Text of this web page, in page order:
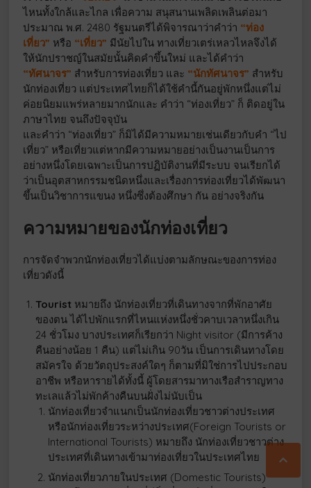
ไหนทั้งใกล้และไกล เพื่อความ สนุสนานเพลิดเพลินต่อมา
ประมาณ พ.ศ. 2480 รัฐมนตรีได้พิจารณาว่าคำว่า “ท่อง
เที่ยว” หรือ “เที่ยว” มีนัยไปใน ทางเที่ยวเตร่เหลวไหลจึงได้
ให้นักปราชญ์ในสมัยนั้นคิดคำขึ้นใหม่ และได้คำว่า
“ทัศนาจร” สำหรับการท่องเที่ยว และ “นักทัศนาจร” สำหรับ
นักท่องเที่ยว แต่ประเทศไทยก็ได้ใช้คำนี้กันอยู่พักหนึ่งแต่ไม่
ค่อยนิยมแพร่หลายมากนักและ คำว่า “ท่องเที่ยว” ก็ ติดอยู่ใน
ภาษาไทย จนถึงปัจจุบัน
และคำว่า “ท่องเที่ยว” ก็มิได้มีความหมายเช่นเดียวกับคำ “ไป
เที่ยว” หรือเที่ยวแต่หากมีความหมายอย่างเป็นงานเป็นการ
อย่างหนึ่งโดยเฉพาะเป็นการปฏิบัติงานที่มีระบบ จนเรียกได้
ว่าเป็นอุตสาหกรรมชนิดหนึ่งและเรื่องการท่องเที่ยวได้พัฒนา
ขึ้นเป็นวิชาการแขนง หนึ่งซึ่งต้องศึกษา กัน อย่างจริงกัน
ความหมายของนักท่องเที่ยว
การจัดจำพวกนักท่องเที่ยวได้แบ่งตามลักษณะของการท่อง
เที่ยวดังนี้
Tourist หมายถึง นักท่องเที่ยวที่เดินทางจากที่พักอาศัย
ของตน ได้ไปพักแรกที่ไหนแห่งหนึ่งชั่วคาบเวลาหนึ่งเกิน
24 ชั่วโมง บางประเทศก็เรียกว่า Night visitor (มีการค้าง
คืนอย่างน้อย 1 คืน) แต่ไม่เกิน 90วัน เป็นการเดินทางโดย
สมัครใจ ด้วยวัตถุประสงค์ใดๆ ก็ตามที่มิใช่การไปประกอบ
อาชีพ หรือหารายได้ทั้งนี้ ผู้โดยสารมาทางเรือสำราญทาง
ทะเลแล้วไม่พักค้างคืนบนฝั่งไม่นับเป็น
นักท่องเที่ยวจำแนกเป็นนักท่องเที่ยวชาวต่างประเทศ
หรือนักท่องเที่ยวระหว่างประเทศ(Foreign Tourists or
International Tourists) หมายถึง นักท่องเที่ยวชาวต่าง
ประเทศที่เดินทางเข้ามาท่องเที่ยวในประเทศไทย
นักท่องเที่ยวภายในประเทศ (Domestic Tourists)
